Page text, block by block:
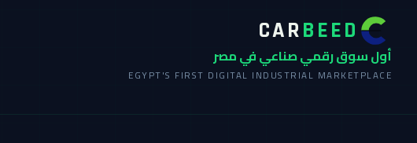
CARBEED
أول سوق رقمي صناعي في مصر
EGYPT'S FIRST DIGITAL INDUSTRIAL MARKETPLACE